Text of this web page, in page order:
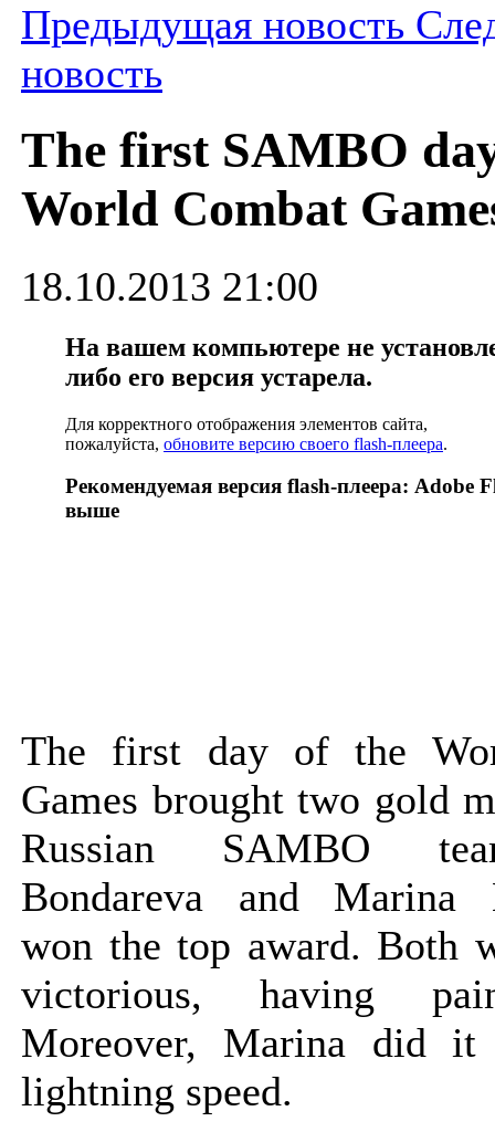
Предыдущая новость
новость
The first SAMBO
World Combat
18.10.2013 21:00
На вашем компьютере не
либо его версия устарела.
Для корректного отображения элементов сайта,
пожалуйста, обновите версию своего flash-плеера.
Рекомендуемая версия flash-плеера: Adobe
выше
The first day of the
Games brought two gold
Russian SAMBO
Bondareva and Marina
won the top award. Both
victorious, having
Moreover, Marina did it
lightning speed.